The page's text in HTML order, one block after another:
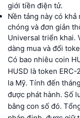
giới tiền điện tử.
Nền tảng này có khả
chóng và đơn giản
Universal triển khai.
dàng mua và đổi
Có bao nhiêu coin
HUSD là token
la Mỹ. Tính đến
được phát hành. Số
bằng con số đó.